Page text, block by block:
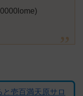
壱百満天原サロ